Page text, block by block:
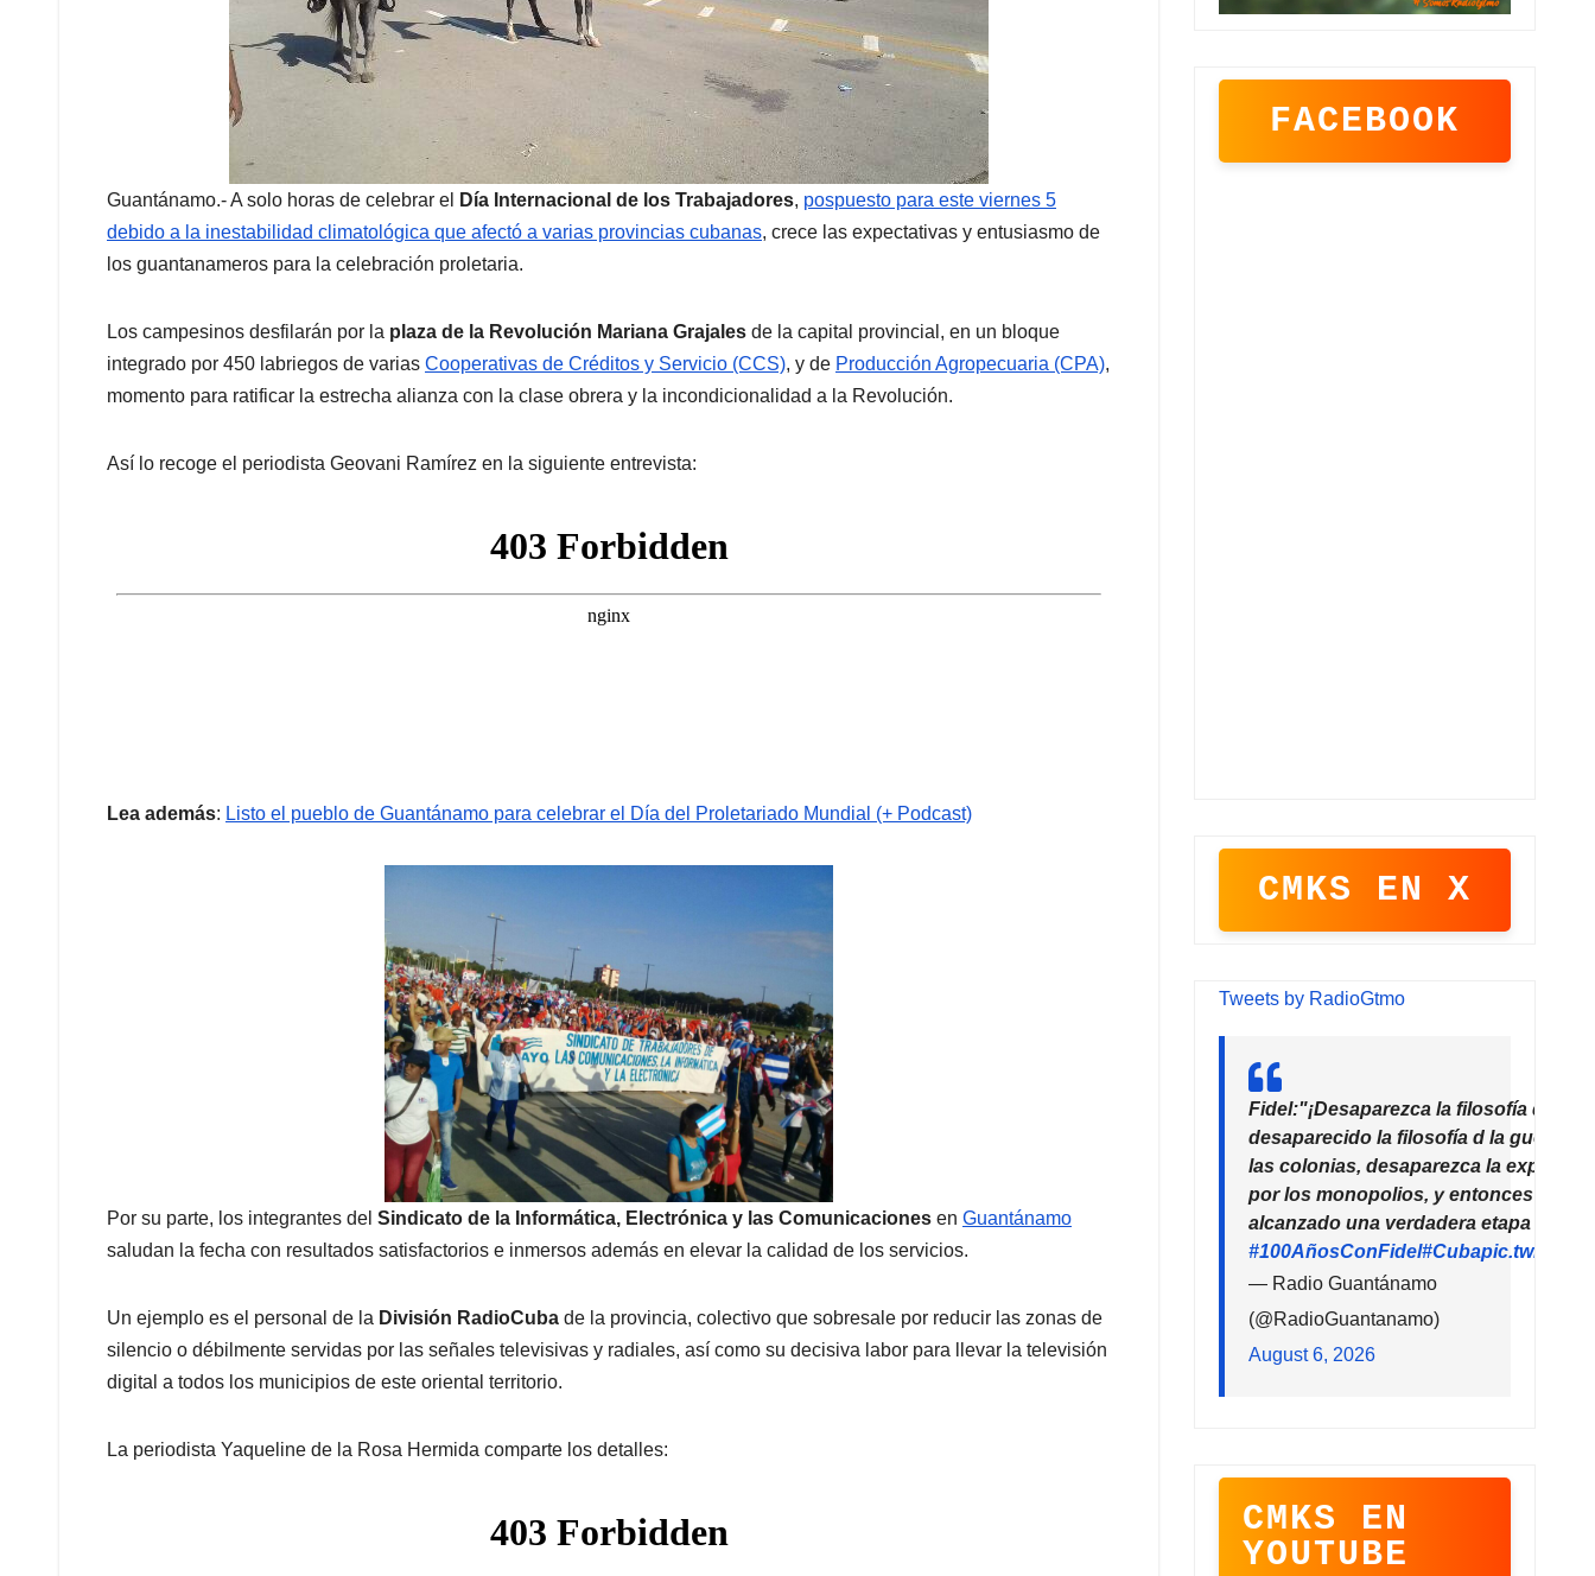
Guantánamo.- A solo horas de celebrar el Día Internacional de los Trabajadores, pospuesto para este viernes 5
debido a la inestabilidad climatológica que afectó a varias provincias cubanas, crece las expectativas y entusiasmo de
los guantanameros para la celebración proletaria.
Los campesinos desfilarán por la plaza de la Revolución Mariana Grajales de la capital provincial, en un bloque
integrado por 450 labriegos de varias Cooperativas de Créditos y Servicio (CCS), y de Producción Agropecuaria (CPA),
momento para ratificar la estrecha alianza con la clase obrera y la incondicionalidad a la Revolución.
Así lo recoge el periodista Geovani Ramírez en la siguiente entrevista:
Lea además: Listo el pueblo de Guantánamo para celebrar el Día del Proletariado Mundial (+ Podcast)
Por su parte, los integrantes del Sindicato de la Informática, Electrónica y las Comunicaciones en Guantánamo
saludan la fecha con resultados satisfactorios e inmersos además en elevar la calidad de los servicios.
Un ejemplo es el personal de la División RadioCuba de la provincia, colectivo que sobresale por reducir las zonas de
silencio o débilmente servidas por las señales televisivas y radiales, así como su decisiva labor para llevar la televisión
digital a todos los municipios de este oriental territorio.
La periodista Yaqueline de la Rosa Hermida comparte los detalles:
FACEBOOK
CMKS EN X
Tweets by RadioGtmo
Fidel:"¡Desaparezca la filosofía del
desaparecido la filosofía d la guerra!
las colonias, desaparezca la
por los monopolios, y entonces la
alcanzado una verdadera etapa de
#100AñosConFidel#Cuba
— Radio Guantánamo
(@RadioGuantanamo)
August 6, 2026
CMKS EN
YOUTUBE